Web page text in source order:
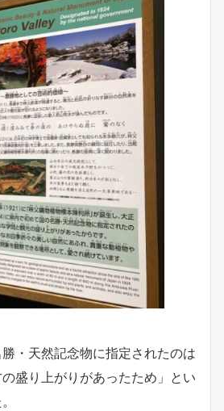
・天然記念物に指定されたのは
の盛り上がりがあったため」とい